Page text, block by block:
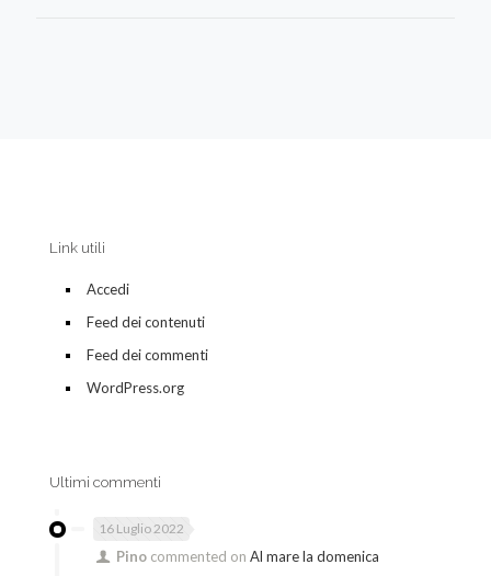
Link utili
Accedi
Feed dei contenuti
Feed dei commenti
WordPress.org
Ultimi commenti
16 Luglio 2022
Pino commented onAl mare la domenica